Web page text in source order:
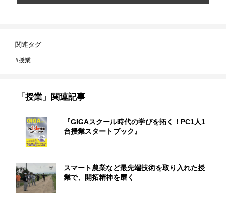
関連タグ
授業
「授業」関連記事
『GIGAスクール時代の学びを拓く！PC1人1
台授業スタートブック』
スマート農業など最先端技術を取り入れた授
業で、開拓精神を磨く